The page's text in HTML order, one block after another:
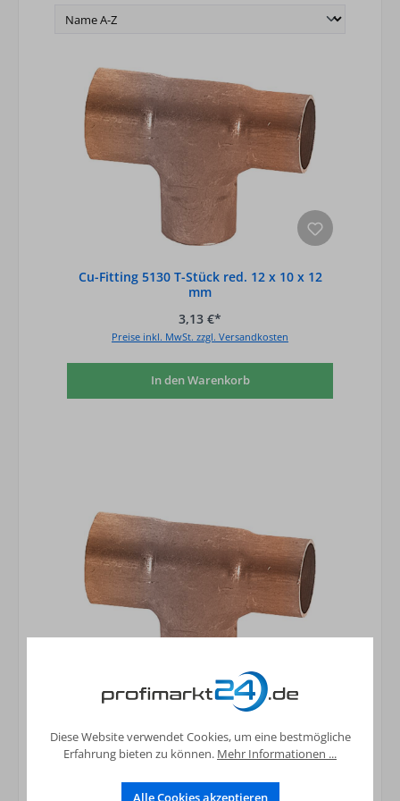
Cu-Fitting 5130 T-Stück red. 12 x 10 x 12
mm
3,13 €*
Preise inkl. MwSt. zzgl. Versandkosten
In den Warenkorb
mm
4,72 €*
Preise inkl. MwSt. zzgl. Versandkosten
Diese Website verwendet Cookies, um eine bestmögliche
Erfahrung bieten zu können. Mehr Informationen ...
Alle Cookies akzeptieren